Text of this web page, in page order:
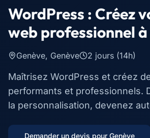
WordPress : Créez
web professionnelà
Genève, Genève 2 jours (14h)
Maîtrisez WordPress et créez
performants et professionnels.
la personnalisation, devenez
Demander un devis pour Genève